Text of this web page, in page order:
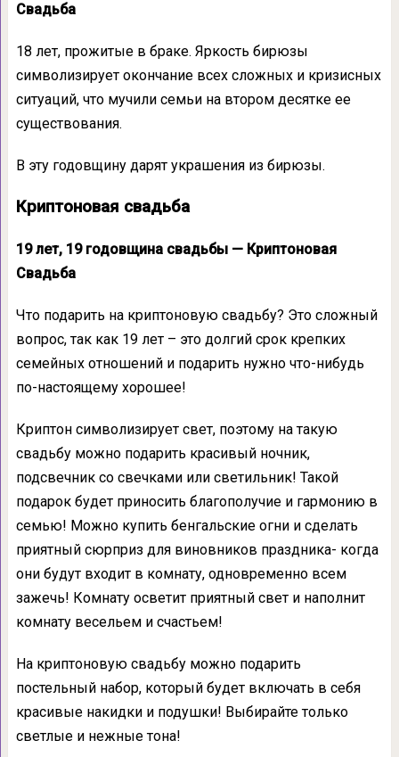
Свадьба
18 лет, прожитые в браке. Яркость бирюзы
символизирует окончание всех сложных и кризисных
ситуаций, что мучили семьи на втором десятке ее
существования.
В эту годовщину дарят украшения из бирюзы.
Криптоновая свадьба
19 лет, 19 годовщина свадьбы — Криптоновая
Свадьба
Что подарить на криптоновую свадьбу? Это сложный
вопрос, так как 19 лет – это долгий срок крепких
семейных отношений и подарить нужно что-нибудь
по-настоящему хорошее!
Криптон символизирует свет, поэтому на такую
свадьбу можно подарить красивый ночник,
подсвечник со свечками или светильник! Такой
подарок будет приносить благополучие и гармонию в
семью! Можно купить бенгальские огни и сделать
приятный сюрприз для виновников праздника- когда
они будут входит в комнату, одновременно всем
зажечь! Комнату осветит приятный свет и наполнит
комнату весельем и счастьем!
На криптоновую свадьбу можно подарить
постельный набор, который будет включать в себя
красивые накидки и подушки! Выбирайте только
светлые и нежные тона!